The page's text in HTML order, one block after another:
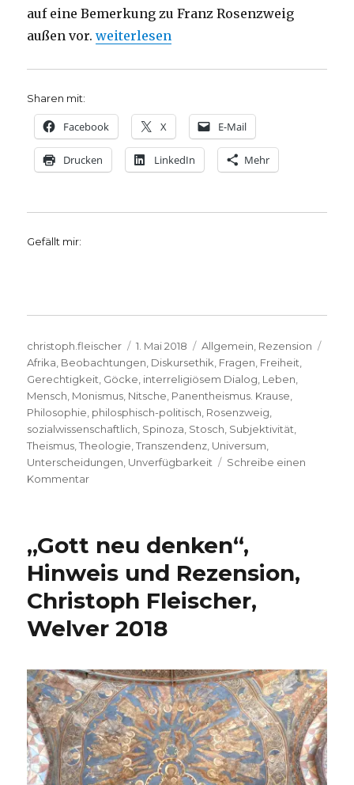
auf eine Bemerkung zu Franz Rosenzweig
außen vor.„Was ersetzt den Theismus? Notizen
weiterlesen
Sharen mit:
Facebook X E-Mail
Drucken LinkedIn Mehr
Gefällt mir:
Autor
christoph.fleischer
Veröffentlicht
am
1. Mai 2018 Kategorien
Allgemein Rezension
Afrika Beobachtungen Diskursethik Fragen Freiheit
Gerechtigkeit Göcke interreligiösem Dialog Leben
Mensch Monismus Nitsche Panentheismus. Krause
Philosophie philosphisch-politisch Rosenzweig
sozialwissenschaftlich Spinoza Stosch Subjektivität
Theismus ,Theologie ,Transzendenz Universum
Unterscheidungen Unverfügbarkeit
Schreibe einen
Kommentarzu
Theismus?
Notizen
und
Anfragen
von
Markus
und
Christoph
Fleischer,
Welver
2018
„Gott neu denken“,
Hinweis und Rezension,
Christoph Fleischer,
Welver 2018